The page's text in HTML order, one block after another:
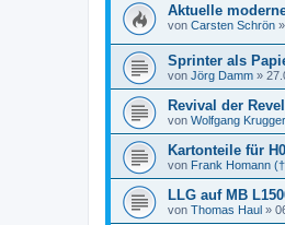
Aktuelle
von Carsten Schrön »
Sprinter als
von Jörg Damm »
Revival der
von Wolfgang Krugger
Kartonteile für
von Frank Homann
LLG auf MB
von Thomas Haul »